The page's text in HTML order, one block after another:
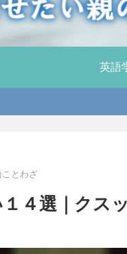
英語
ことわざ
４選｜クス